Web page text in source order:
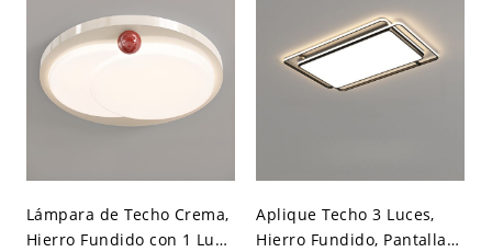
cálida/blanca/neutra de
atenuación), 16"
Lámpara de Techo Crema,
Hierro Fundido con 1 Luz,
Aplique Techo 3 Luces,
Hierro Fundido, Pantalla